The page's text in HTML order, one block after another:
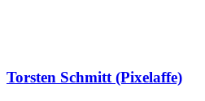
Torsten Schmitt (Pixelaffe)